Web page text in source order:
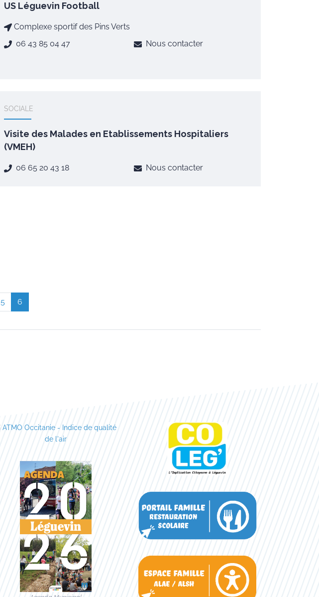
US Léguevin Football
Complexe sportif des Pins Verts
06 43 85 04 47
Nous contacter
SOCIALE
Visite des Malades en Etablissements Hospitaliers
(VMEH)
06 65 20 43 18 Nous contacter
5 6